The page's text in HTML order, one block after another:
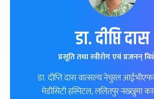
डा. दीप्ति दास
प्रसूति तथा स्त्रीरोग एवं प्रजनन्
डा. दीप्ति दास वात्सल्य नेचुरल
मेडीसिटी हस्पिटल, ललितपुर नख्खुमा